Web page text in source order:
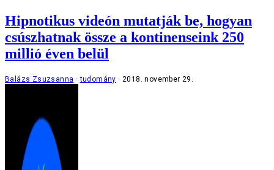
Hipnotikus videón mutatják be, hogyan
csúszhatnak össze a kontinenseink 250
millió éven belül
Balázs Zsuzsanna tudomány 2018. november 29.